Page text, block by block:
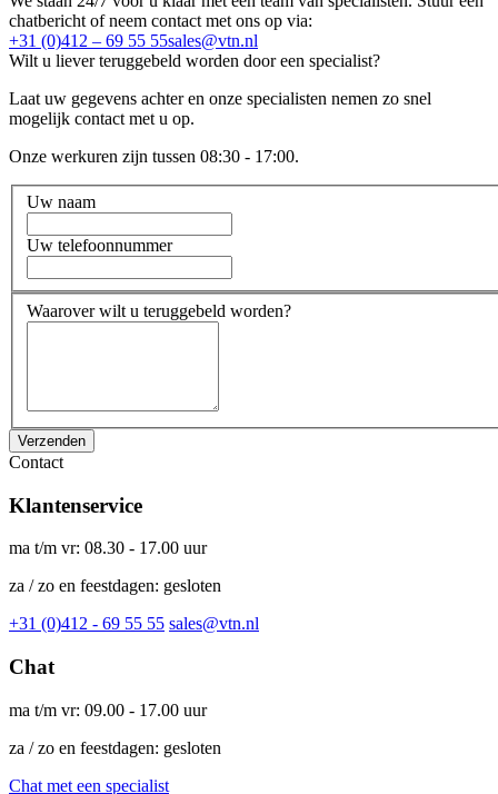
chatbericht of neem contact met ons op via:
+31 (0)412 – 69 55 55sales@vtn.nl
Wilt u liever teruggebeld worden door een specialist?
Laat uw gegevens achter en onze specialisten nemen zo snel
mogelijk contact met u op.
Onze werkuren zijn tussen 08:30 - 17:00.
Uw naam
Uw telefoonnummer
Waarover wilt u teruggebeld worden?
Verzenden
Contact
Klantenservice
ma t/m vr: 08.30 - 17.00 uur
za / zo en feestdagen: gesloten
+31 (0)412 - 69 55 55 sales@vtn.nl
Chat
ma t/m vr: 09.00 - 17.00 uur
za / zo en feestdagen: gesloten
Chat met een specialist